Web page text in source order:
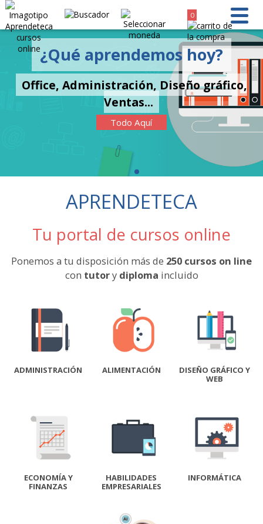
0
¿Qué aprendemos hoy?
Office, Administración, Diseño gráfico,
Ventas...
Todo Aquí
APRENDETECA
Tu portal de cursos online
Ponemos a tu disposición más de 250 cursos on line
con tutory diploma incluido
ADMINISTRACIÓN ALIMENTACIÓN
DISEÑO GRÁFICO Y
WEB
ECONOMÍA Y
FINANZAS
HABILIDADES
EMPRESARIALES
INFORMÁTICA